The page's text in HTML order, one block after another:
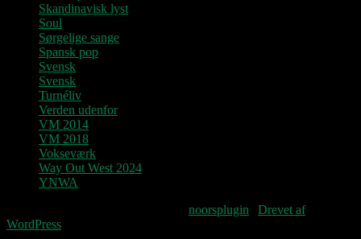
Skandinavisk lyst
Soul
Sørgelige sange
Spansk pop
Svensk
Svensk
Turnéliv
Verden udenfor
VM 2014
VM 2018
Vokseværk
Way Out West 2024
YNWA
noorsplugin
Drevet af
WordPress